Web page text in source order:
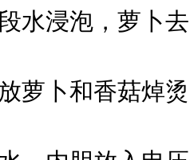
水浸泡，萝卜
萝卜和香菇焯